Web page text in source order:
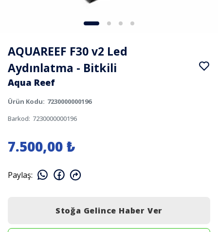
AQUAREEF F30 v2 Led
Aydınlatma - Bitkili
Aqua Reef
Ürün Kodu: 7230000000196
Barkod: 7230000000196
7.500,00 ₺
Paylaş:
Stoğa Gelince Haber Ver